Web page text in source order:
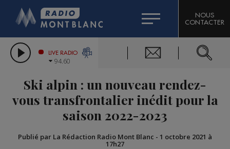
LES CHRONIQUES DE L'EXPERT
CITIZEN MACHINERY
GRAND MASSIF DOMAINES SKIABLES
BIGARD
COMPAGNIE DU MONT-BLANC
NOUS
CONTACTER
LIVE RADIO
94.60
Ski alpin : un nouveau rendez-
vous transfrontalier inédit pour la
saison 2022-2023
Publié par La Rédaction Radio Mont Blanc - 1 octobre 2021 à
17h27